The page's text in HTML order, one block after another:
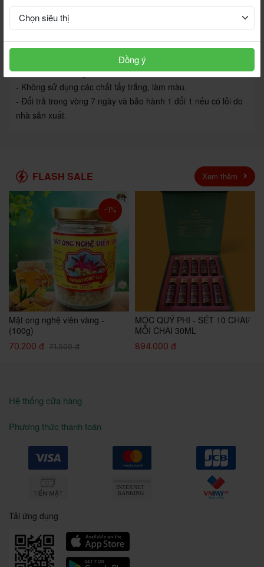
- Nơi khô ráo, thoáng mát, tránh ánh nắng trực tiếp.
- Đậy kín sau khi sử dụng, để xa tầm tay trẻ em.
11. Cam kết và Chính sách của Shop
- 100% chính hãng.
- Không sử dụng các chất tẩy trắng, làm màu.
- Đổi trả trong vòng 7 ngày và bảo hành 1 đổi 1 nếu có lỗi do
nhà sản xuất.
FLASH SALE Xem thêm
-1%
Mật ong nghệ viên vàng -
(100g)
70.200 đ 71.500 đ
MỘC QUÝ PHI - SÉT 10 CHAI/
MỖI CHAI 30ML
894.000 đ
Hệ thống cửa hàng
Phương thức thanh toán
Tải ứng dụng
Đồng ý